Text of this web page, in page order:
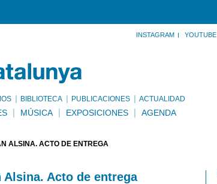
INSTAGRAM YOUTUBE
BIBLIOTECA PUBLICACIONES ACTUALIDAD
MÚSICA EXPOSICIONES AGENDA
ALSINA. ACTO DE ENTREGA
Acto de entrega